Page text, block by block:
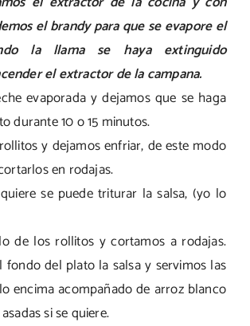
el brandy para que se evapore el
la llama se haya extinguido
el extractor de la campana.
evaporada y dejamos que se haga
durante 10 o 15 minutos.
y dejamos enfriar, de este modo
en rodajas.
se puede triturar la salsa, (yo lo
de los rollitos y cortamos a rodajas.
fondo del plato la salsa y servimos las
encima acompañado de arroz blanco
si se quiere.